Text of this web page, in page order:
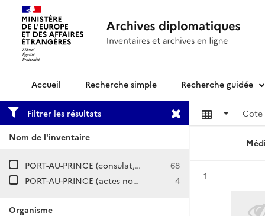
Archives diplomatiquesRecherche simple Recherche guidée
Filtrer les résultats
Nom de l'inventaire
PORT-AU-PRINCE (consulat, légation puis ambassade)
68
PORT-AU-PRINCE (actes notariés consulaires, primata)
4
Organisme
Cote
Résultat n°
1